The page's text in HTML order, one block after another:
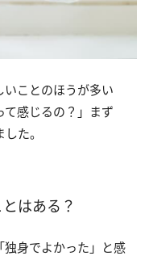
ことのほうが多い
感じるの？」まず
た。
はある？
独身でよかった」と感